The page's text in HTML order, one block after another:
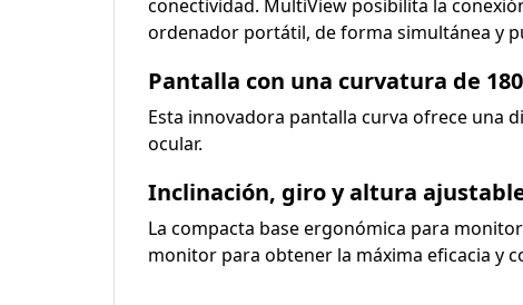
conectividad. MultiView posibilita la
ordenador portátil, de forma simultánea y
Pantalla con una curvatura de
Esta innovadora pantalla curva ofrece una
ocular.
Inclinación, giro y altura
La compacta base ergonómica para
monitor para obtener la máxima eficacia y